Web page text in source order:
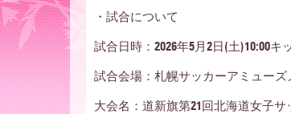
ィ
ー
・試合について
試合日時：2026年5月2日(土)10:00キ
試合会場：札幌サッカーアミュー
大会名：道新旗第21回北海道女子